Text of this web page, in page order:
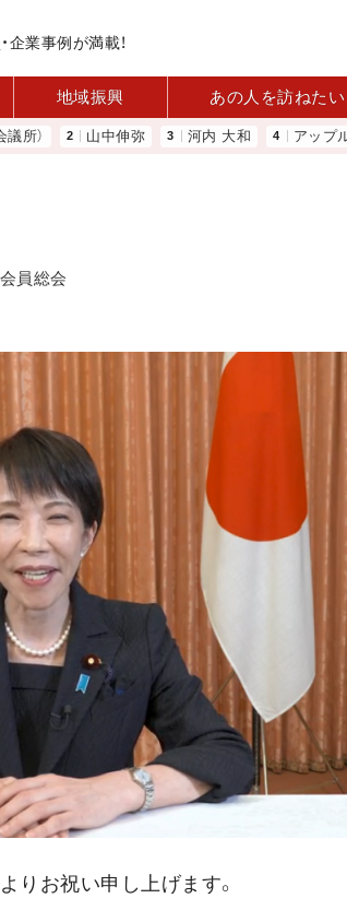
業事例が満載！
地域振興 あの人を訪ねたい
山中伸弥 河内 大和 アップルパイ
員総会
りお祝い申し上げます。